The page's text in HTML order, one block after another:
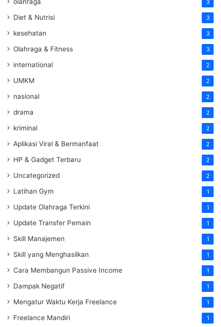
3
Diet & Nutrisi 3
kesehatan 3
Olahraga & Fitness 3
international 2
UMKM 2
nasional 2
drama 2
kriminal 2
Aplikasi Viral & Bermanfaat 2
HP & Gadget Terbaru 2
Uncategorized 2
Latihan Gym 1
Update Olahraga Terkini 1
Update Transfer Pemain 1
Skill Manajemen 1
Skill yang Menghasilkan 1
Cara Membangun Passive Income 1
Dampak Negatif 1
Mengatur Waktu Kerja Freelance 1
Freelance Mandiri 1